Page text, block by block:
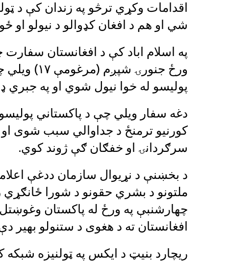
اقدامات وکړي ترڅو په زندان کې د
شي او هم د افغان کډوالو د نیولو او
په اسلام اباد کې د افغانستان
پولیسو له خوا نیول شوي او په
دغه سفار ویلي چې د پاکستاني
کورنیو ترمنځ د جداوالي سبب شوی
سرګردانۍ او خفګان ګې ژوند کوي.
د بخښنې د نړیوال سازمان ددغې
ملتونو د بشري حقونو د شورا ځانګړي
چهارشنبې په ورځ له پاکستان وغوښتل
افغانستان ته د هغوی د ستنولو بهیر
ریچارد بنیټ د ایکس په ټولنیزه